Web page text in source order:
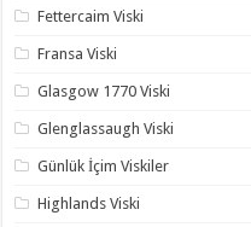
Fettercaim Viski
Fransa Viski
Glasgow 1770 Viski
Glenglassaugh Viski
Günlük İçim Viskiler
Highlands Viski